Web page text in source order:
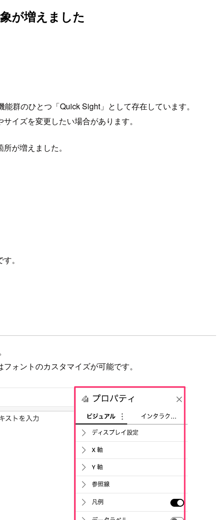
が増えました
群のひとつ「Quick Sight」として存在しています。
イズを変更したい場合があります。
が増えました。
。
ォントのカスタマイズが可能です。